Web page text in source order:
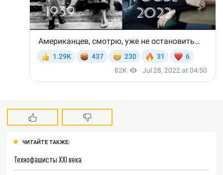
ЧИТАЙТЕ ТАКЖЕ:
Технофашисты XXI века